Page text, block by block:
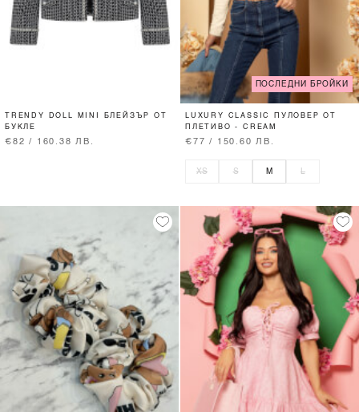
TRENDY DOLL MINI БЛЕЙЗЪР ОТ
БУКЛЕ
€82 / 160.38 ЛВ.
ПОСЛЕДНИ БРОЙКИ
LUXURY CLASSIC ПУЛОВЕР ОТ
ПЛЕТИВО - CREAM
€77 / 150.60 ЛВ.
XS S M L